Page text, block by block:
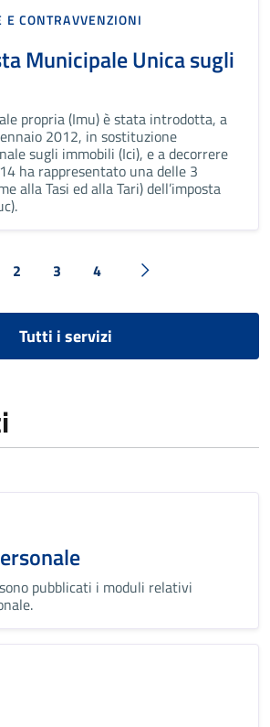
CONTRAVVENZIONI
Municipale Unica sugli
propria (Imu) è stata introdotta, a
2012, in sostituzione
sugli immobili (Ici), e a decorrere
ha rappresentato una delle 3
alla Tasi ed alla Tari) dell’imposta
2 3 4
Tutti i servizi
pubblicati i moduli relativi